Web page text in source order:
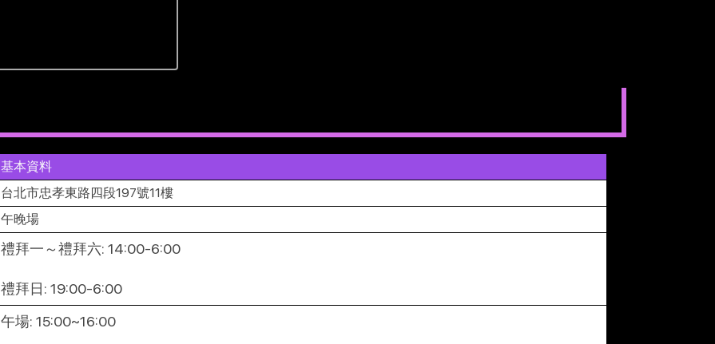
基本資料
台北市忠孝東路四段197號11樓
午晚場
禮拜一～禮拜六: 14:00-6:00
禮拜日: 19:00-6:00
午場: 15:00~16:00